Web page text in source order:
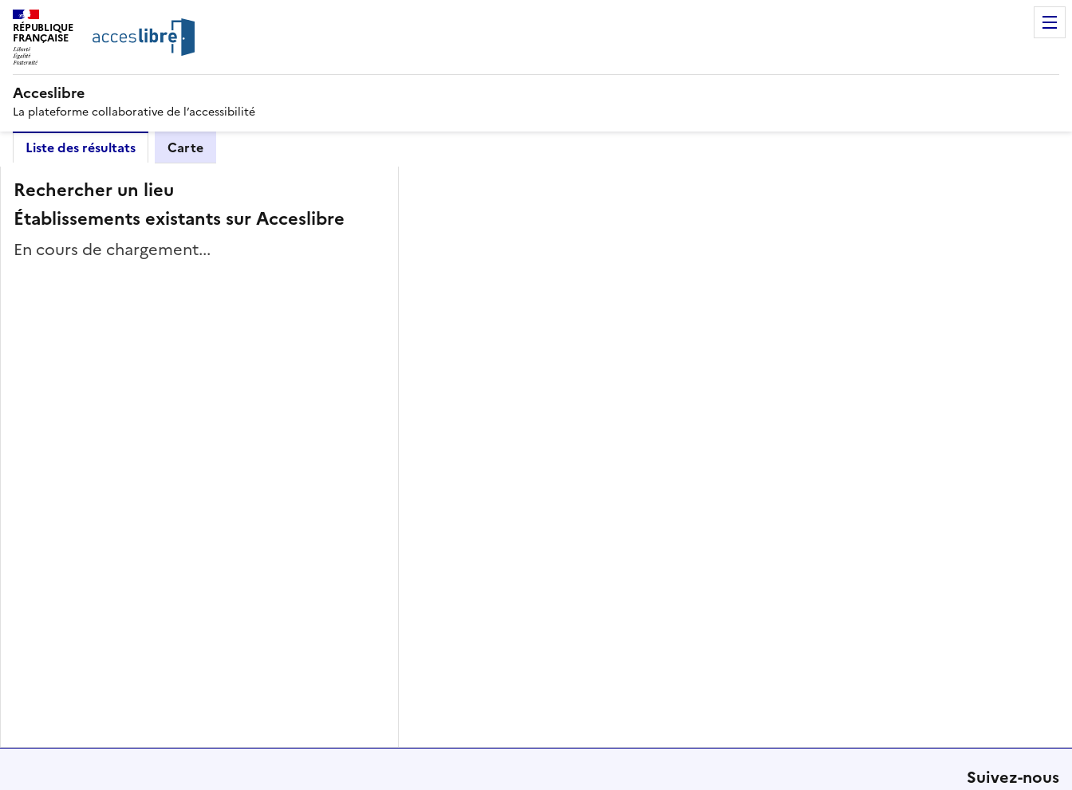
RÉPUBLIQUE
FRANÇAISE
Acceslibre
La plateforme collaborative de l’accessibilité
Liste des résultats Carte
Rechercher un lieu
Établissements existants sur Acceslibre
En cours de chargement...
Suivez-nous